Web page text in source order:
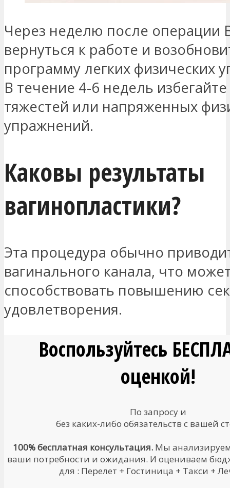
Через неделю после операции
вернуться к работе и
программу легких физических
В течение 4-6 недель
тяжестей или напряженных
упражнений.
Каковы результаты
вагинопластики?
Эта процедура обычно
вагинального канала, что
способствовать повышению
удовлетворения.
Воспользуйтесь
оценкой!
По запросу и
без каких-либо обязательств с вашей
100% бесплатная консультация.Мы
ваши потребности и ожидания. И оцениваем
для : Перелет + Гостиница + Такси +